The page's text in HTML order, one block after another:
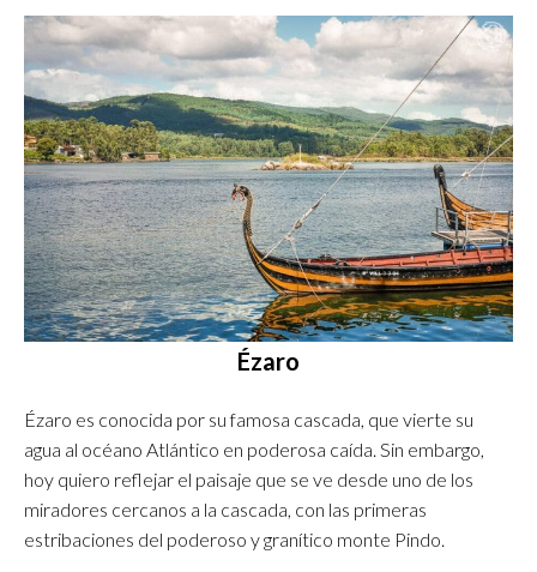
Ézaro
Ézaro es conocida por su famosa cascada, que vierte su
agua al océano Atlántico en poderosa caída. Sin embargo,
hoy quiero reflejar el paisaje que se ve desde uno de los
miradores cercanos a la cascada, con las primeras
estribaciones del poderoso y granítico monte Pindo.